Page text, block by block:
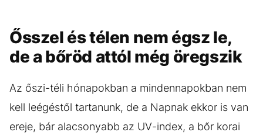
Ősszel és télen nem égsz le,
de a bőröd attól még öregszik
Az őszi-téli hónapokban a mindennapokban nem
kell leégéstől tartanunk, de a Napnak ekkor is van
ereje, bár alacsonyabb az UV-index, a bőr korai